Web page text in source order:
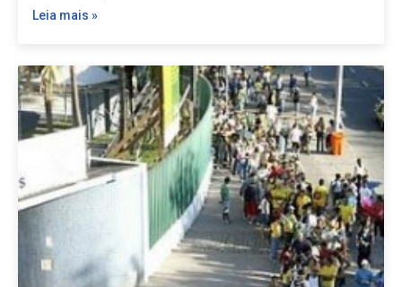
Leia mais »